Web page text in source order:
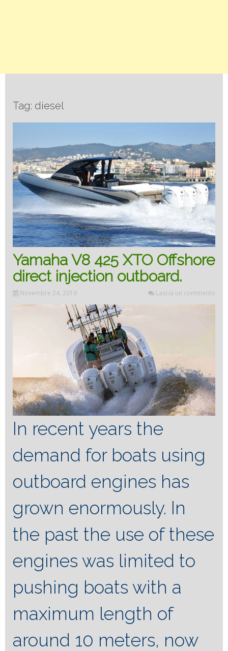
Tag: diesel
Yamaha V8 425 XTO Offshore
direct injection outboard.
Novembre 24, 2019 Lascia un commento
In recent years the
demand for boats using
outboard engines has
grown enormously. In
the past the use of these
engines was limited to
pushing boats with a
maximum length of
around 10 meters, now